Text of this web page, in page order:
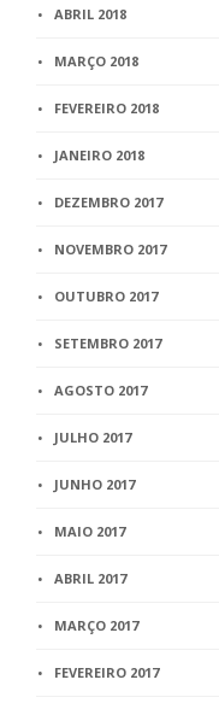
ABRIL 2018
MARÇO 2018
FEVEREIRO 2018
JANEIRO 2018
DEZEMBRO 2017
NOVEMBRO 2017
OUTUBRO 2017
SETEMBRO 2017
AGOSTO 2017
JULHO 2017
JUNHO 2017
MAIO 2017
ABRIL 2017
MARÇO 2017
FEVEREIRO 2017